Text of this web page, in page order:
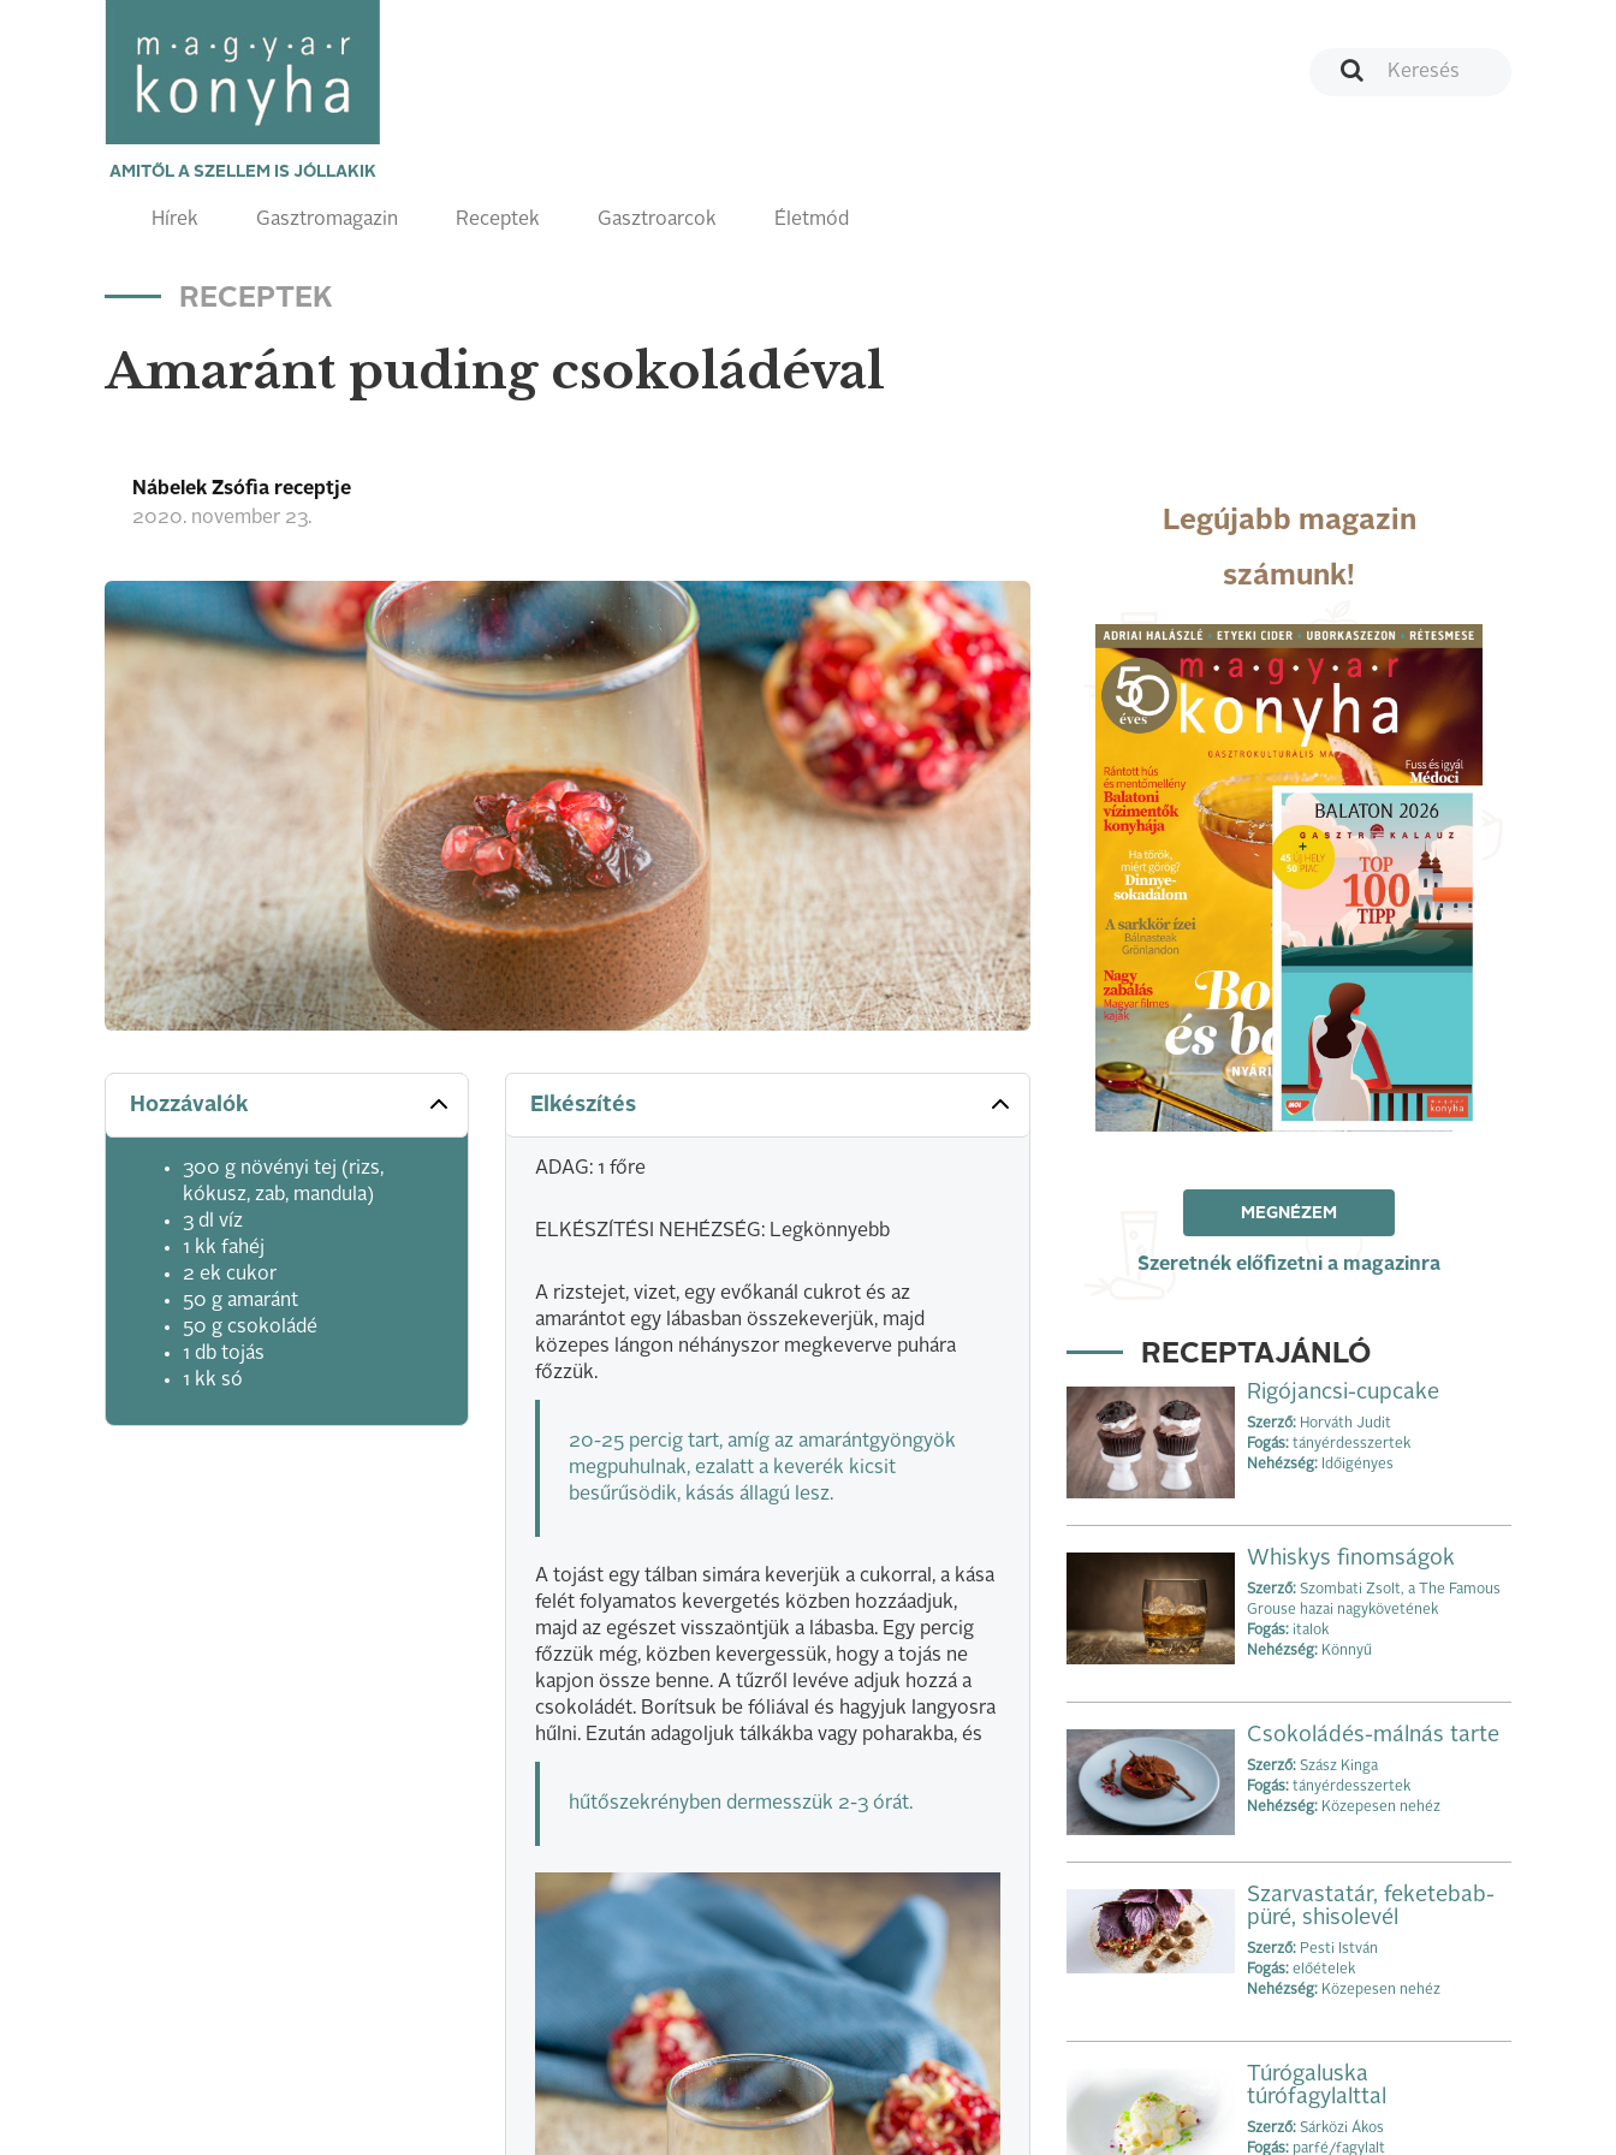
AMITŐL A SZELLEM IS JÓLLAKIK
Hírek Gasztromagazin Receptek Gasztroarcok Életmód
RECEPTEK
Amaránt puding csokoládéval
Nábelek Zsófia receptje
2020. november 23.
Hozzávalók
300 g növényi tej (rizs,
kókusz, zab, mandula)
3 dl víz
1 kk fahéj
2 ek cukor
50 g amaránt
50 g csokoládé
1 db tojás
1 kk só
Elkészítés
ADAG: 1 főre
ELKÉSZÍTÉSI NEHÉZSÉG: Legkönnyebb
A rizstejet, vizet, egy evőkanál cukrot és az
amarántot egy lábasban összekeverjük, majd
közepes lángon néhányszor megkeverve puhára
főzzük.
20-25 percig tart, amíg az amarántgyöngyök
megpuhulnak, ezalatt a keverék kicsit
besűrűsödik, kásás állagú lesz.
A tojást egy tálban simára keverjük a cukorral, a kása
felét folyamatos kevergetés közben hozzáadjuk,
majd az egészet visszaöntjük a lábasba. Egy percig
főzzük még, közben kevergessük, hogy a tojás ne
kapjon össze benne. A tűzről levéve adjuk hozzá a
csokoládét. Borítsuk be fóliával és hagyjuk langyosra
hűlni. Ezután adagoljuk tálkákba vagy poharakba, és
hűtőszekrényben dermesszük 2-3 órát.
Legújabb magazin
számunk!
MEGNÉZEM
Szeretnék előfizetni a magazinra
RECEPTAJÁNLÓ
Rigójancsi-cupcake
Szerző: Horváth Judit
Fogás: tányérdesszertek
Nehézség: Időigényes
Whiskys finomságok
Szerző: Szombati Zsolt, a The Famous
Grouse hazai nagykövetének
Fogás: italok
Nehézség: Könnyű
Csokoládés-málnás tarte
Szerző: Szász Kinga
Fogás: tányérdesszertek
Nehézség: Közepesen nehéz
Szarvastatár, feketebab-
püré, shisolevél
Szerző: Pesti István
Fogás: előételek
Nehézség: Közepesen nehéz
Túrógaluska
túrófagylalttal
Szerző: Sárközi Ákos
Fogás: parfé/fagylalt